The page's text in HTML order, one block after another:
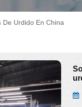
Urdido En China